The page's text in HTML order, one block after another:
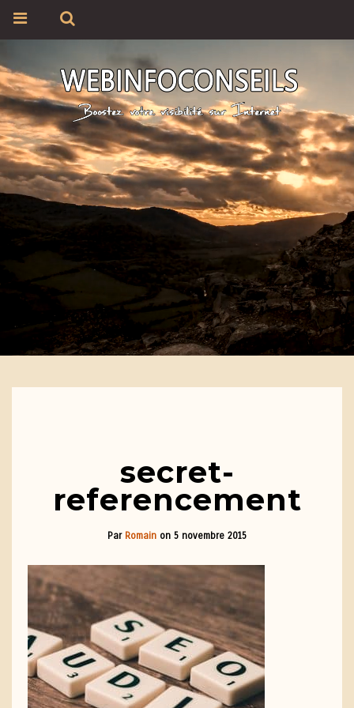
secret-
referencement
Par Romain on 5 novembre 2015